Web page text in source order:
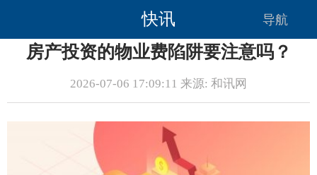
快讯 导航
房产投资的物业费陷阱要注意吗？
2026-07-06 17:09:11 来源: 和讯网